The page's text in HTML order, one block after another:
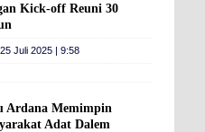
Kick-off Reuni 30
25 Juli 2025 | 9:58
Ardana Memimpin
Adat Dalem